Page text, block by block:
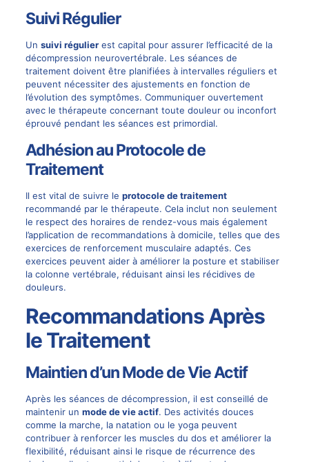
Suivi Régulier
Un suivi régulierest capital pour assurer l’efficacité de la
décompression neurovertébrale. Les séances de
traitement doivent être planifiées à intervalles réguliers et
peuvent nécessiter des ajustements en fonction de
l’évolution des symptômes. Communiquer ouvertement
avec le thérapeute concernant toute douleur ou inconfort
éprouvé pendant les séances est primordial.
Adhésion au Protocole de
Traitement
Il est vital de suivre le protocole de traitement
recommandé par le thérapeute. Cela inclut non seulement
le respect des horaires de rendez-vous mais également
l’application de recommandations à domicile, telles que des
exercices de renforcement musculaire adaptés. Ces
exercices peuvent aider à améliorer la posture et stabiliser
la colonne vertébrale, réduisant ainsi les récidives de
douleurs.
Recommandations Après
le Traitement
Maintien d’un Mode de Vie Actif
Après les séances de décompression, il est conseillé de
maintenir un mode de vie actif. Des activités douces
comme la marche, la natation ou le yoga peuvent
contribuer à renforcer les muscles du dos et améliorer la
flexibilité, réduisant ainsi le risque de récurrence des